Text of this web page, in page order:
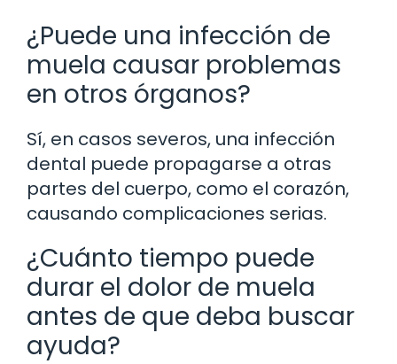
¿Puede una infección de
muela causar problemas
en otros órganos?
Sí, en casos severos, una infección
dental puede propagarse a otras
partes del cuerpo, como el corazón,
causando complicaciones serias.
¿Cuánto tiempo puede
durar el dolor de muela
antes de que deba buscar
ayuda?